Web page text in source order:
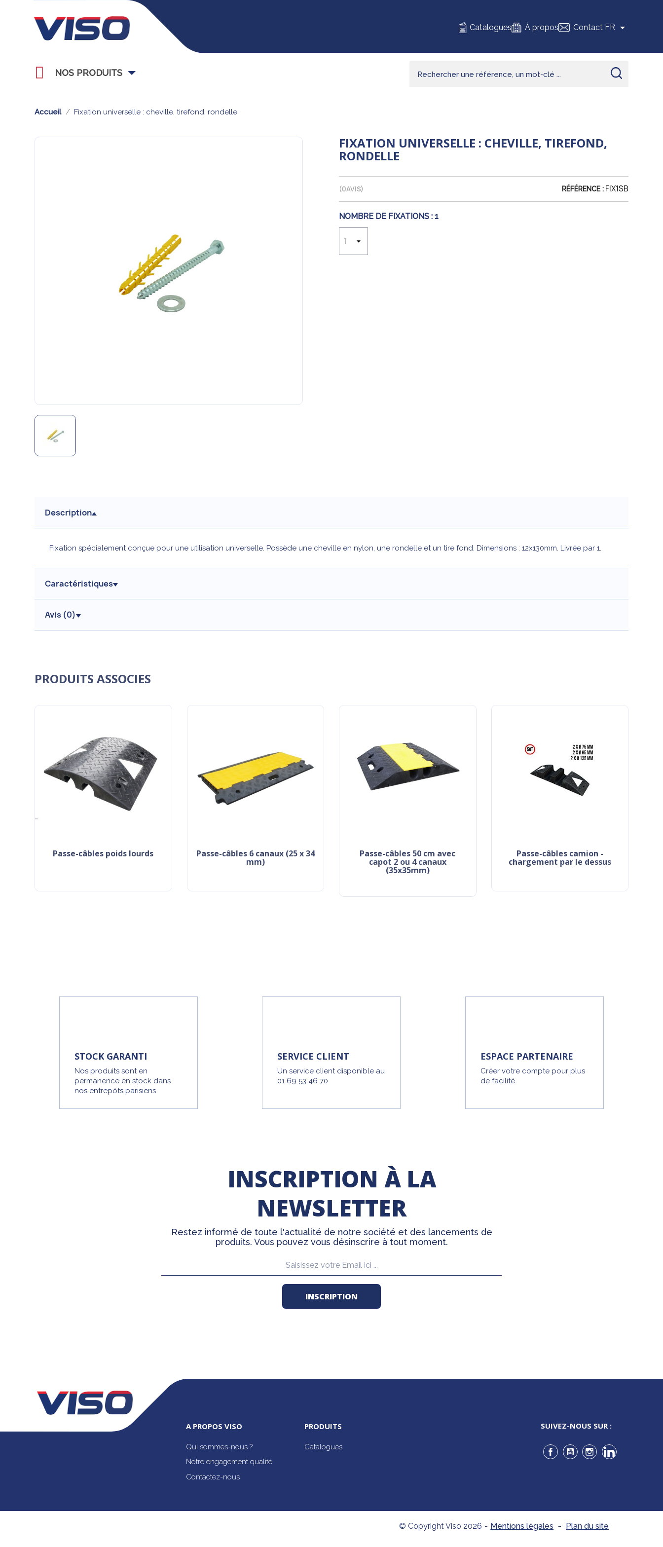
Catalogues À propos Contact FR 
NOS PRODUITS
Accueil Fixation universelle : cheville, tirefond, rondelle
FIXATION UNIVERSELLE : CHEVILLE, TIREFOND,
RONDELLE
(0AVIS) RÉFÉRENCE : FIX1SB
NOMBRE DE FIXATIONS : 1
Description
Fixation spécialement conçue pour une utilisation universelle. Possède une cheville en nylon, une rondelle et un tire fond. Dimensions : 12x130mm. Livrée par 1.
Caractéristiques
Avis (0)
PRODUITS ASSOCIES
passe-câbles poids lourds passe-câbles 6 canaux (25 x 34
mm)
passe-câbles 50 cm avec
capot 2 ou 4 canaux
(35x35mm)
passe-câbles camion -
chargement par le dessus
STOCK GARANTI
Nos produits sont en
permanence en stock dans
nos entrepôts parisiens
SERVICE CLIENT
Un service client disponible au
01 69 53 46 70
ESPACE PARTENAIRE
Créer votre compte pour plus
de facilité
INSCRIPTION À LA
NEWSLETTER
Restez informé de toute l'actualité de notre société et des lancements de
produits. Vous pouvez vous désinscrire à tout moment.
A PROPOS VISO
Qui sommes-nous ?
Notre engagement qualité
Contactez-nous
PRODUITS
Catalogues
SUIVEZ-NOUS SUR :
Facebook
YouTubeInstagramLinkedIn
© Copyright Viso 2026 - Mentions légales - Plan du site